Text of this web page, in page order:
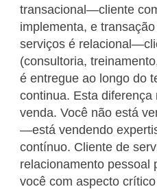
transacional—cliente
implementa, e
serviços é
(consultoria,
é entregue ao longo do
continua. Esta diferença
venda. Você não está
—está vendendo
contínuo. Cliente de
relacionamento pessoal
você com aspecto